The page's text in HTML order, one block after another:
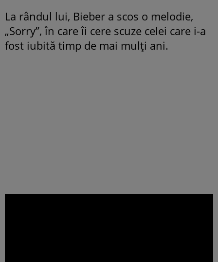
La rândul lui, Bieber a scos o melodie,
„Sorry”, în care îi cere scuze celei care i-a
fost iubită timp de mai mulți ani.